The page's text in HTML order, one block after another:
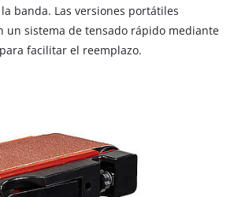
banda. Las versiones portátiles
un sistema de tensado rápido mediante
facilitar el reemplazo.